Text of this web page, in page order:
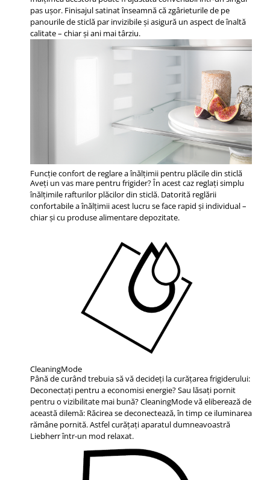
pas ușor. Finisajul satinat înseamnă că zgârieturile de pe
panourile de sticlă par invizibile și asigură un aspect de înaltă
calitate – chiar și ani mai târziu.
Funcţie confort de reglare a înălţimii pentru plăcile din sticlă
Aveţi un vas mare pentru frigider? În acest caz reglaţi simplu
înălţimile rafturilor plăcilor din sticlă. Datorită reglării
confortabile a înălţimii acest lucru se face rapid şi individual –
chiar şi cu produse alimentare depozitate.
CleaningMode
Până de curând trebuia să vă decideţi la curăţarea frigiderului:
Deconectaţi pentru a economisi energie? Sau lăsaţi pornit
pentru o vizibilitate mai bună? CleaningMode vă eliberează de
această dilemă: Răcirea se deconectează, în timp ce iluminarea
rămâne pornită. Astfel curăţaţi aparatul dumneavoastră
Liebherr într-un mod relaxat.